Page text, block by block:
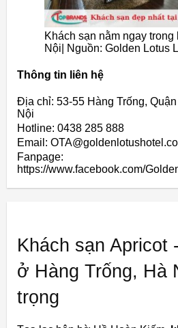
Khách sạn nằm ngay trong
Nội| Nguồn: Golden Lotus
Thông tin liên hệ
Địa chỉ: 53-55 Hàng Trống,
Nội
Hotline: 0438 285 888
Email:
Fanpage:
https://www.facebook.com/
Khách sạn Apricot
ở Hàng Trống, Hà
trọng